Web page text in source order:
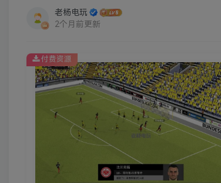
老杨电玩
2个月前更新
付费资源